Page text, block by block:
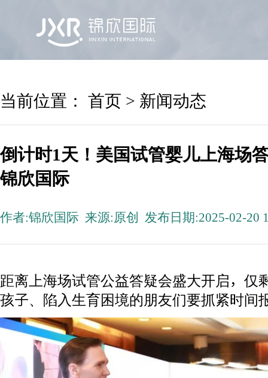
当前位置： 首页 > 新闻动态
倒计时1天！美国试管婴儿上海场
锦欣国际
作者:锦欣国际 来源:原创 发布日期:2025-02-20
距离上海场试管公益答疑会盛大开启，仅
孩子、陷入生育困境的朋友们要抓紧时间